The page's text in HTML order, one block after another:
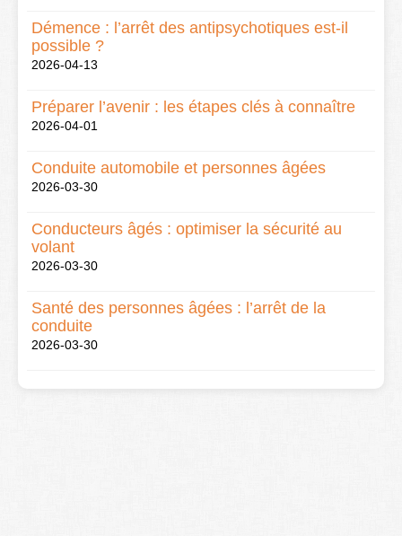
Démence : l’arrêt des antipsychotiques est-il
possible ?
2026-04-13
Préparer l’avenir : les étapes clés à connaître
2026-04-01
Conduite automobile et personnes âgées
2026-03-30
Conducteurs âgés : optimiser la sécurité au
volant
2026-03-30
Santé des personnes âgées : l’arrêt de la
conduite
2026-03-30